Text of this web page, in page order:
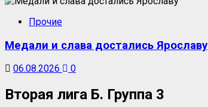
Прочие
Медали и слава достались Ярославу
06.08.2026 0
Вторая лига Б. Группа 3